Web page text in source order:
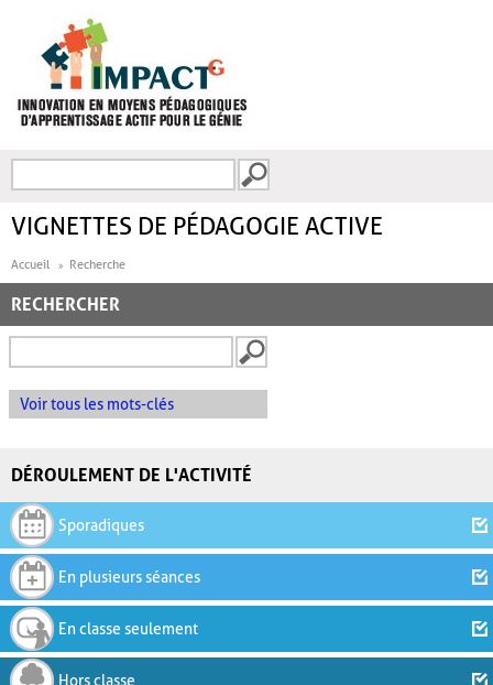
FORMULAIRE DE
VIGNETTES DE PÉDAGOGIE ACTIVE
Accueil Recherche
RECHERCHER
Voir tous les mots-clés
DÉROULEMENT DE L'ACTIVITÉ
Sporadiques
En plusieurs séances
En classe seulement
Hors classe